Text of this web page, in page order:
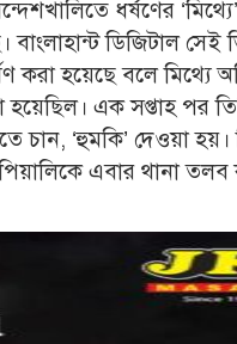
ধর্ষণের
ডিজিটাল সেই
করা হয়েছে বলে মিথ্যে
হয়েছিল। এক সপ্তাহ পর
চান, ‘হুমকি’ দেওয়া
এবার থানা